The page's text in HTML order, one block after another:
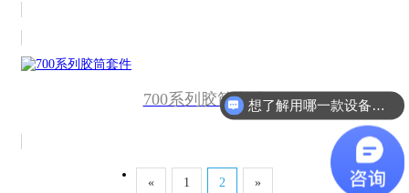
700系列胶筒套件
« 1 2 »
想了解用哪一款设备合适？